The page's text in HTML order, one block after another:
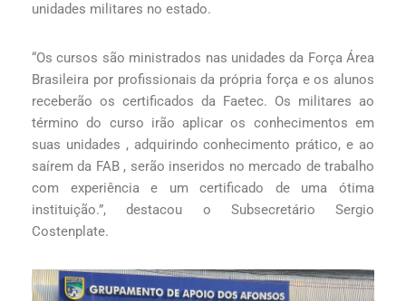
unidades militares no estado.
“Os cursos são ministrados nas unidades da Força Área
Brasileira por profissionais da própria força e os alunos
receberão os certificados da Faetec. Os militares ao
término do curso irão aplicar os conhecimentos em
suas unidades , adquirindo conhecimento prático, e ao
saírem da FAB , serão inseridos no mercado de trabalho
com experiência e um certificado de uma ótima
instituição.”, destacou o Subsecretário Sergio
Costenplate.